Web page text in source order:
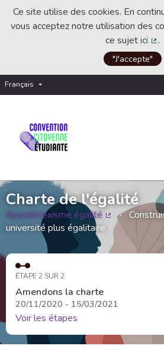
Ce site utilise des cookies. En
vous acceptez notre utilisation des
ce sujetici .
"J'accepte"
Français Choisir la langue
Charte de l'égalité
#pasdesexisme égalité
(Lien externe)
université plus égalitaire
ÉTAPE 2 SUR 2
Amendons la charte
20/11/2020 - 15/03/2021
Voir les étapes